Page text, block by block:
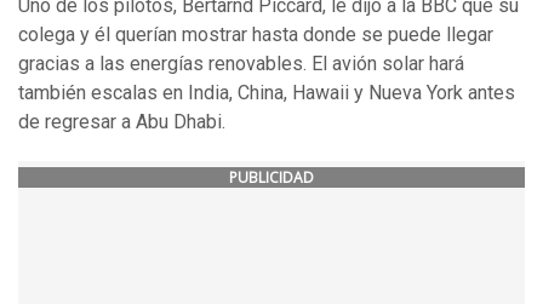
Uno de los pilotos, Bertarnd Piccard, le dijo a la BBC que su
colega y él querían mostrar hasta donde se puede llegar
gracias a las energías renovables. El avión solar hará
también escalas en India, China, Hawaii y Nueva York antes
de regresar a Abu Dhabi.
PUBLICIDAD